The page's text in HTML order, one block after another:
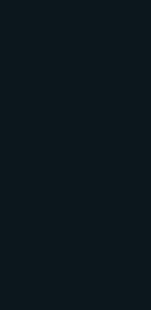
beispielsweise Art. 467.
vom 14. April
Gerichtsbarkeit, wie
von 1831, der von den
Angelegenheiten
habe, konnte
den Art. 85. allein gewährt
Recht, dasz ein Verzicht
rechtfertigen lassen.
aller Uferstaaten, wie sich
hat, bedingte
eine Beschränkung der
81. u. ff. Der Akte haben
Hinsich Abänderungen
Wegfall zu bringen,
Abgaben und deren
auch die Bezeichnung
Gerichte”